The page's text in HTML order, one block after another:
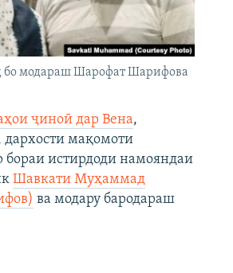
модараш Шарофат Шарифова
ҷиноӣ дар Вена,
дархости мақомоти
бораи истирдоди намояндаи
Шавкати Муҳаммад
ва модару бародараш